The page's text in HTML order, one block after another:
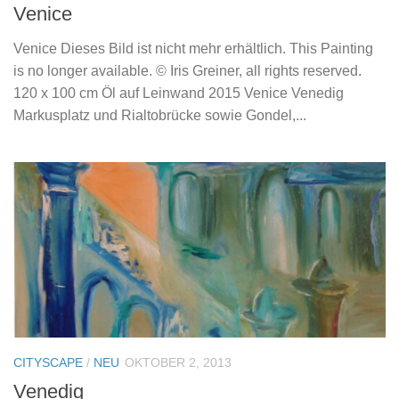
Venice
Venice Dieses Bild ist nicht mehr erhältlich. This Painting
is no longer available. © Iris Greiner, all rights reserved.
120 x 100 cm Öl auf Leinwand 2015 Venice Venedig
Markusplatz und Rialtobrücke sowie Gondel,...
CITYSCAPE / NEU OKTOBER 2, 2013
Venedig